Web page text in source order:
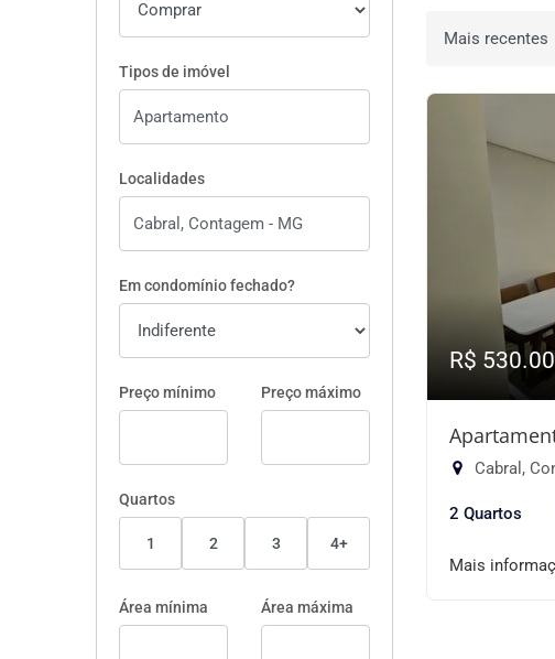
Tipos de imóvel
Localidades
Em condomínio fechado?
Preço mínimo Preço máximo
Quartos
1 2 3 4+
Área mínima Área máxima
Ordenar por
R$
Cabral,
2 Quartos
Mais